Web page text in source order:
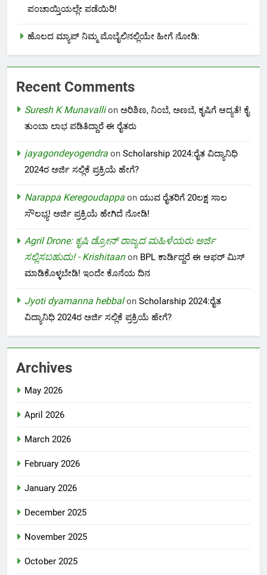
ಪಂಚಾಯ್ತಿಯಲ್ಲೇ ಪಡೆಯಿರಿ!
ಹೊಲದ ಮ್ಯಾಪ್ ನಿಮ್ಮ ಮೊಬೈಲಿನಲ್ಲಿಯೇ ಹೀಗೆ ನೋಡಿ:
Recent Comments
Suresh K Munavallion ಅರಿಶಿಣ, ನಿಂಬೆ, ಅಣಬೆ, ಕೃಷಿಗೆ ಆದ್ಯತೆ! ಕೈ
ತುಂಬಾ ಲಾಭ ಪಡಿತಿದ್ದಾರೆ ಈ ರೈತರು
jayagondeyogendra on Scholarship 2024:ರೈತ ವಿದ್ಯಾನಿಧಿ
2024ರ ಅರ್ಜಿ ಸಲ್ಲಿಕೆ ಪ್ರಕ್ರಿಯೆ ಹೇಗೆ?
Narappa Keregoudappa on ಯುವ ರೈತರಿಗೆ 20ಲಕ್ಷ ಸಾಲ
ಸೌಲಭ್ಯ! ಅರ್ಜಿ ಪ್ರಕ್ರಿಯೆ ಹೇಗಿದೆ ನೋಡಿ!
Agril Drone: ಕೃಷಿ ಡ್ರೋನ್ ರಾಜ್ಯದ ಮಹಿಳೆಯರು ಅರ್ಜಿ
ಸಲ್ಲಿಸಬಹುದು! - Krishitaanon BPL ಕಾರ್ಡಿದ್ದರೆ ಈ ಆಫರ್ ಮಿಸ್
ಮಾಡಿಕೊಳ್ಳಬೇಡಿ! ಇಂದೇ ಕೊನೆಯ ದಿನ
Jyoti dyamanna hebbalon Scholarship 2024:ರೈತ
ವಿದ್ಯಾನಿಧಿ 2024ರ ಅರ್ಜಿ ಸಲ್ಲಿಕೆ ಪ್ರಕ್ರಿಯೆ ಹೇಗೆ?
Archives
May 2026
April 2026
March 2026
February 2026
January 2026
December 2025
November 2025
October 2025